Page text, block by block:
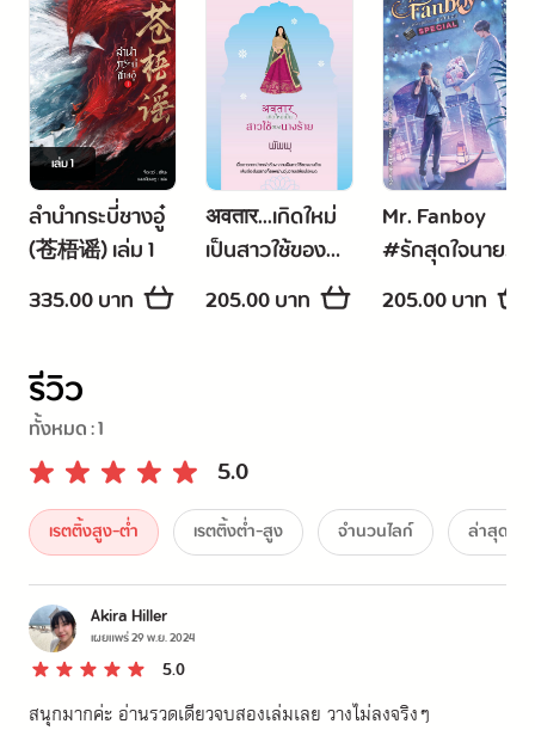
เล่ม1
ลำนำกระบี่ชางอู๋
(苍梧谣) เล่ม 1
335.00 บาท
अवतार...เกิดใหม่
เป็นสาวใช้ของ
นางร้าย
205.00 บาท
Mr. Fanboy
#รักสุดใจนาย
แฟน
บอยSPECIAL
205.00 บาท
รีวิว
ทั้งหมด :1
5.0
เรตติ้งสูง-ต่ำ เรตติ้งต่ำ-สูง จำนวนไลก์ ล่าสุด
Akira Hiller
เผยแพร่29 พ.ย. 2024
5.0
สนุกมากค่ะ อ่านรวดเดียวจบสองเล่มเลย วางไม่ลงจริงๆ